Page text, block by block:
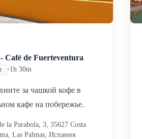
Café de Fuerteventura
•1h 30m
за чашкой кофе в
кафе на побережье.
la Parabola, 3, 35627 Costa
Las Palmas, Испания